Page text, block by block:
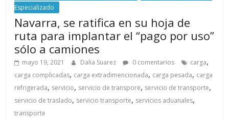
Especializado
Navarra, se ratifica en su hoja de
ruta para implantar el “pago por uso”
sólo a camiones
mayo 19, 2021 Dalia Suarez 0 comentarios carga,
carga complicadas, carga extradimencionada, carga pesada, carga
refrigerada, servicio, servicio de transpore, servicio de transporte,
servicio de traslado, servicio transporte, servicios aduanales,
transporte